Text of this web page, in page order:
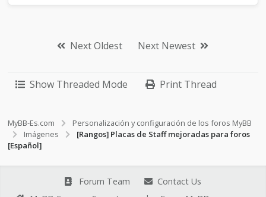
Next Oldest Next Newest
Show Threaded Mode Print Thread
MyBB-Es.com
Personalización y configuración de los foros MyBB
Imágenes
[Rangos] Placas de Staff mejoradas para foros
[Español]
Forum Team
Contact Us